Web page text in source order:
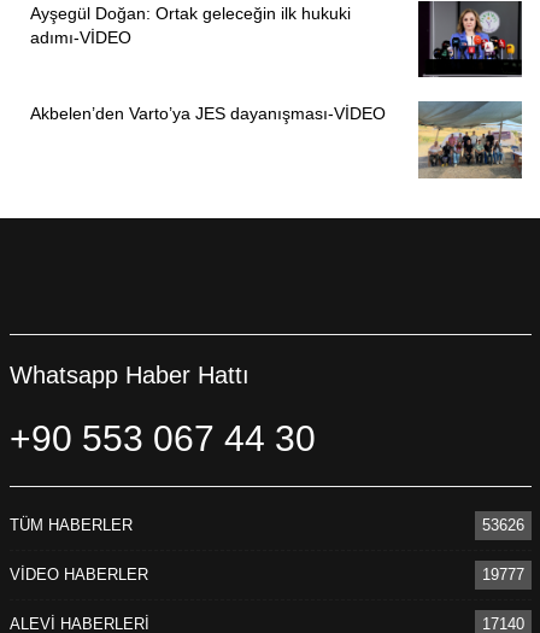
Ayşegül Doğan: Ortak geleceğin ilk hukuki
adımı-VİDEO
Akbelen’den Varto’ya JES dayanışması-VİDEO
Whatsapp Haber Hattı
+90 553 067 44 30
TÜM HABERLER 53626
VİDEO HABERLER 19777
ALEVİ HABERLERİ 17140